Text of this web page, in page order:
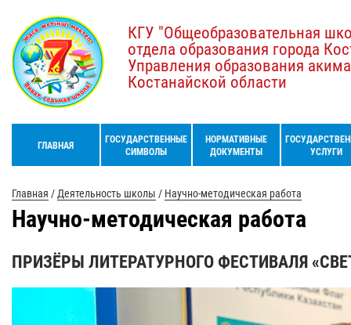
КГУ "Общеобразовательная
отдела образования города
Управления образования
Костанайской области
ГЛАВНАЯ
ГОСУДАРСТВЕННЫЕ
СИМВОЛЫ
НОРМАТИВНЫЕ
ДОКУМЕНТЫ
УСЛУГИ
Главная / Деятельность школы / Научно-методическая работа
Научно-методическая работа
ПРИЗЁРЫ ЛИТЕРАТУРНОГО ФЕСТИВАЛЯ